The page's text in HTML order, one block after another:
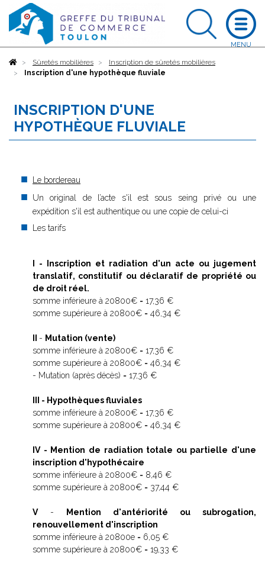
AccueilSûretés mobilières
Inscription de sûretés mobilières
Inscription d'une hypothèque fluviale
INSCRIPTION D'UNE
HYPOTHÈQUE FLUVIALE
Le bordereau
Un original de l’acte s'il est sous seing privé ou une
expédition s'il est authentique ou une copie de celui-ci
Les tarifs
I - Inscription et radiation d'un acte ou jugement
translatif, constitutif ou déclaratif de propriété ou
de droit réel.
somme inférieure à 20800€ = 17,36 €
somme supérieure à 20800€ = 46,34 €
- Mutation (vente)
somme inférieure à 20800€ = 17,36 €
somme supérieure à 20800€ = 46,34 €
- Mutation (après décès) = 17,36 €
III - Hypothèques fluviales
somme inférieure à 20800€ = 17,36 €
somme supérieure à 20800€ = 46,34 €
IV - Mention de radiation totale ou partielle d'une
inscription d'hypothécaire
somme inférieure à 20800€ = 8,46 €
somme supérieure à 20800€ = 37,44 €
V-
Mention d'antériorité ou subrogation,
renouvellement d'inscription
somme inférieure à 20800e = 6,05 €
somme supérieure à 20800€ = 19,33 €